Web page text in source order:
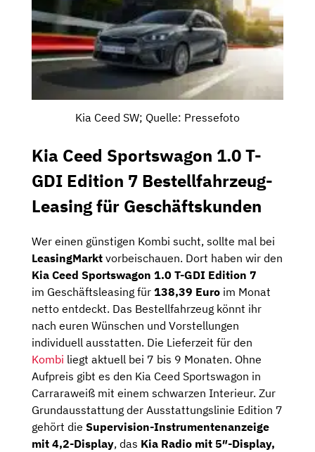
Kia Ceed SW; Quelle: Pressefoto
Kia Ceed Sportswagon 1.0 T-
GDI Edition 7 Bestellfahrzeug-
Leasing für Geschäftskunden
Wer einen günstigen Kombi sucht, sollte mal bei
LeasingMarkt vorbeischauen. Dort haben wir den
Kia Ceed Sportswagon 1.0 T-GDI Edition 7
im Geschäftsleasing für 138,39 Euro im Monat
netto entdeckt. Das Bestellfahrzeug könnt ihr
nach euren Wünschen und Vorstellungen
individuell ausstatten. Die Lieferzeit für den
Kombi liegt aktuell bei 7 bis 9 Monaten. Ohne
Aufpreis gibt es den Kia Ceed Sportswagon in
Carraraweiß mit einem schwarzen Interieur. Zur
Grundausstattung der Ausstattungslinie Edition 7
gehört die Supervision-Instrumentenanzeige
mit 4,2-Display, das Kia Radio mit 5″-Display,